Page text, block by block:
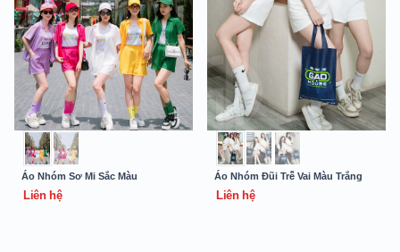
Áo Nhóm Sơ Mi Sắc Màu
Liên hệ
Áo Nhóm Đũi Trễ Vai Màu Trắng
Liên hệ